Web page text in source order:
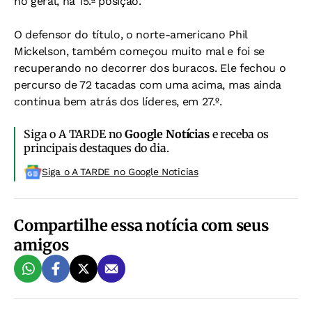
O defensor do título, o norte-americano Phil
Mickelson, também começou muito mal e foi se
recuperando no decorrer dos buracos. Ele fechou o
percurso de 72 tacadas com uma acima, mas ainda
continua bem atrás dos líderes, em 27.º.
Siga o A TARDE noGoogle Notíciase receba os
principais destaques do dia.
Siga o A TARDE no Google Noticias
Compartilhe essa notícia com seus
amigos